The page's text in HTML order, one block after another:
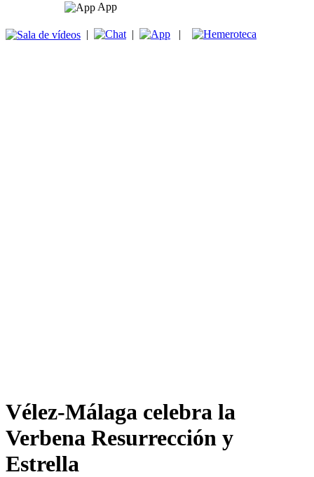
App
| | |
Vélez-Málaga celebra la
Verbena Resurrección y
Estrella